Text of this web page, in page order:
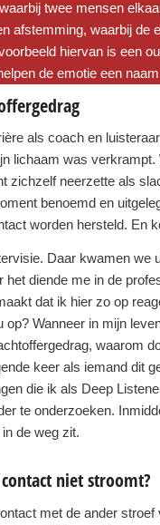
twee mensen
afstemming, waarbij de
hiervan is een
de emotie een
als coach en
lichaam was
zichzelf neerzette als
benoemd en
worden hersteld. En
Daar kwamen
het diende me in de
dat ik hier zo op
op? Wanneer in mijn
waarom
keer als iemand dit
die ik als Deep
te onderzoeken.
de weg zit.
niet stroomt?
met de ander